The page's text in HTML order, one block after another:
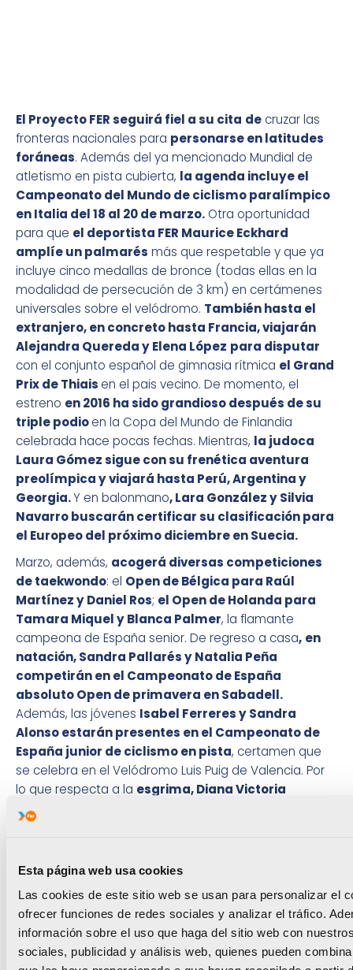
Esta página web usa cookies
Las cookies de este sitio web se usan para personalizar el
ofrecer funciones de redes sociales y analizar el tráfico.
información sobre el uso que haga del sitio web con
sociales, publicidad y análisis web, quienes pueden
El Proyecto FER seguirá fiel a su cita de cruzar las
fronteras nacionales para personarse en latitudes
foráneas. Además del ya mencionado Mundial de
atletismo en pista cubierta, la agenda incluye el
Campeonato del Mundo de ciclismo paralímpico
en Italia del 18 al 20 de marzo. Otra oportunidad
para que el deportista FER Maurice Eckhard
amplíe un palmarés más que respetable y que ya
incluye cinco medallas de bronce (todas ellas en la
modalidad de persecución de 3 km) en certámenes
universales sobre el velódromo. También hasta el
extranjero, en concreto hasta Francia, viajarán
Alejandra Quereda y Elena López para disputar
con el conjunto español de gimnasia rítmica el Grand
Prix de Thiais en el pais vecino. De momento, el
estreno en 2016 ha sido grandioso después de su
triple podioen la Copa del Mundo de Finlandia
celebrada hace pocas fechas. Mientras, la judoca
Laura Gómez sigue con su frenética aventura
preolímpica y viajará hasta Perú, Argentina y
Georgia.Y en balonmano, Lara González y Silvia
Navarro buscarán certificar su clasificación para
el Europeo del próximo diciembre en Suecia.
Marzo, además, acogerá diversas competiciones
de taekwondo: el Open de Bélgica para Raúl
Martínez y Daniel Ros; el Open de Holanda para
Tamara Miquel y Blanca Palmer, la flamante
campeona de España senior. De regreso a casa, en
natación, Sandra Pallarés y Natalia Peña
competirán en el Campeonato de España
absoluto Open de primavera en Sabadell.
Además, las jóvenes Isabel Ferreres y Sandra
Alonso estarán presentes en el Campeonato de
España junior de ciclismo en pista, certamen que
se celebra en el Velódromo Luis Puig de Valencia. Por
lo que respecta a la esgrima, Diana Victoria
Mondéjar afrontará la prueba del ranking
nacional absoluto,
de España de remoen Girona y la jugadora de
Complutense, en la Copa de la Reina.